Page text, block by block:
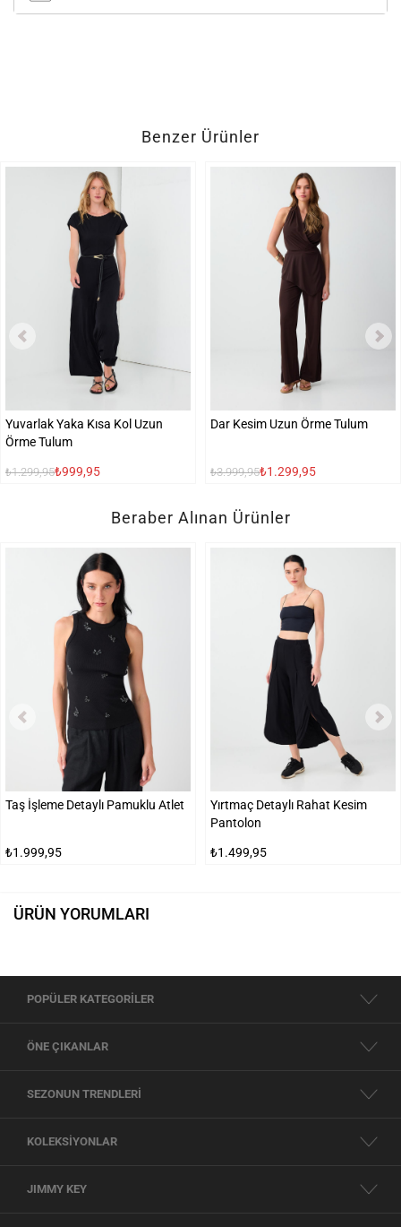
Benzer Ürünler
Yuvarlak Yaka Kısa Kol Uzun
Örme Tulum
₺1.299,95₺999,95
Dar Kesim Uzun Örme Tulum
₺3.999,95₺1.299,95
Beraber Alınan Ürünler
Taş İşleme Detaylı Pamuklu Atlet
₺1.999,95
Yırtmaç Detaylı Rahat Kesim
Pantolon
₺1.499,95
ÜRÜN YORUMLARI
POPÜLER KATEGORİLER
ÖNE ÇIKANLAR
SEZONUN TRENDLERİ
KOLEKSİYONLAR
JIMMY KEY